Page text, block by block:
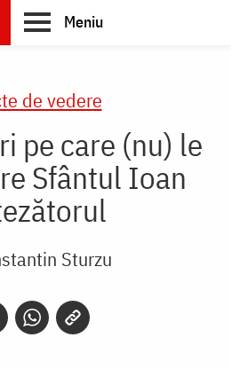
Meniu
de vedere
pe care (nu) le
Sfântul Ioan
Sturzu